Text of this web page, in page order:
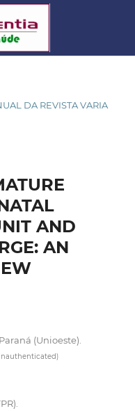
DA REVISTA VARIA
AND
AN
(Unioeste).